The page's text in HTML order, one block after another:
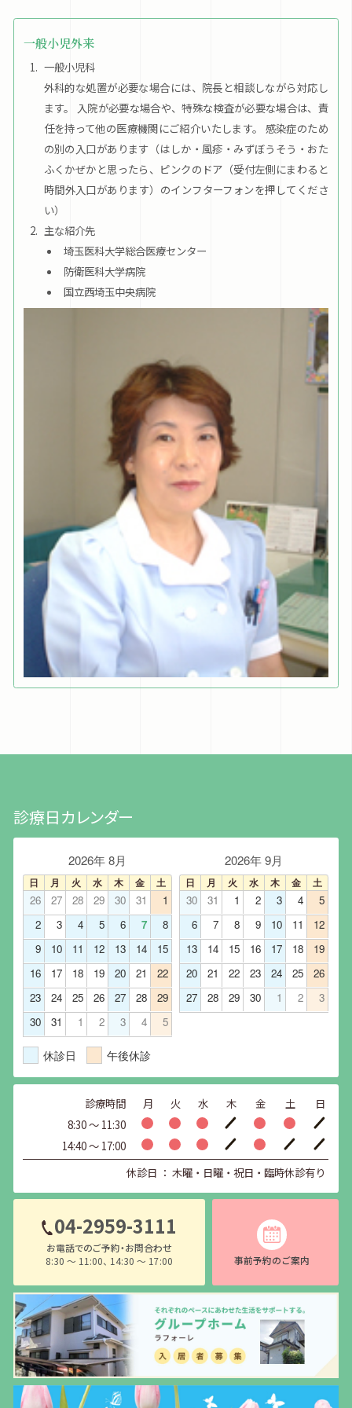
一般小児外来
一般小児科
外科的な処置が必要な場合には、院長と相談しながら対応し
ます。 入院が必要な場合や、特殊な検査が必要な場合は、責
任を持って他の医療機関にご紹介いたします。 感染症のため
の別の入口があります（はしか・風疹・みずぼうそう・おた
ふくかぜかと思ったら、ピンクのドア（受付左側にまわると
時間外入口があります）のインフターフォンを押してくださ
い）
主な紹介先
埼玉医科大学総合医療センター
防衛医科大学病院
国立西埼玉中央病院
診療日カレンダー
2026年 8月
日 月 火 水 木 金 土
26 27 28 29 30 31
1
2
3 4 5 6 7
8
9
10 11 12 13 14
15
16
17 18 19 20 21
22
23
24 25 26 27 28
29
30
31 1 2 3 4 5
2026年 9月
日 月 火 水 木 金 土
30 31 1 2 3 4
5
6
7 8 9 10 11
12
13
14 15 16 17 18
19
20
21 22 23 24 25
26
27
28 29 30 1 2 3
休診日 午後休診
診療時間 月 火 水 木 金 土
日
8:30 〜 11:30
14:40 〜 17:00
休診日 ： 木曜・日曜・祝日・臨時休診有り
04-2959-3111
お電話でのご予約・お問合わせ
8:30 〜 11:00、 14:30 〜 17:00
事前予約のご案内